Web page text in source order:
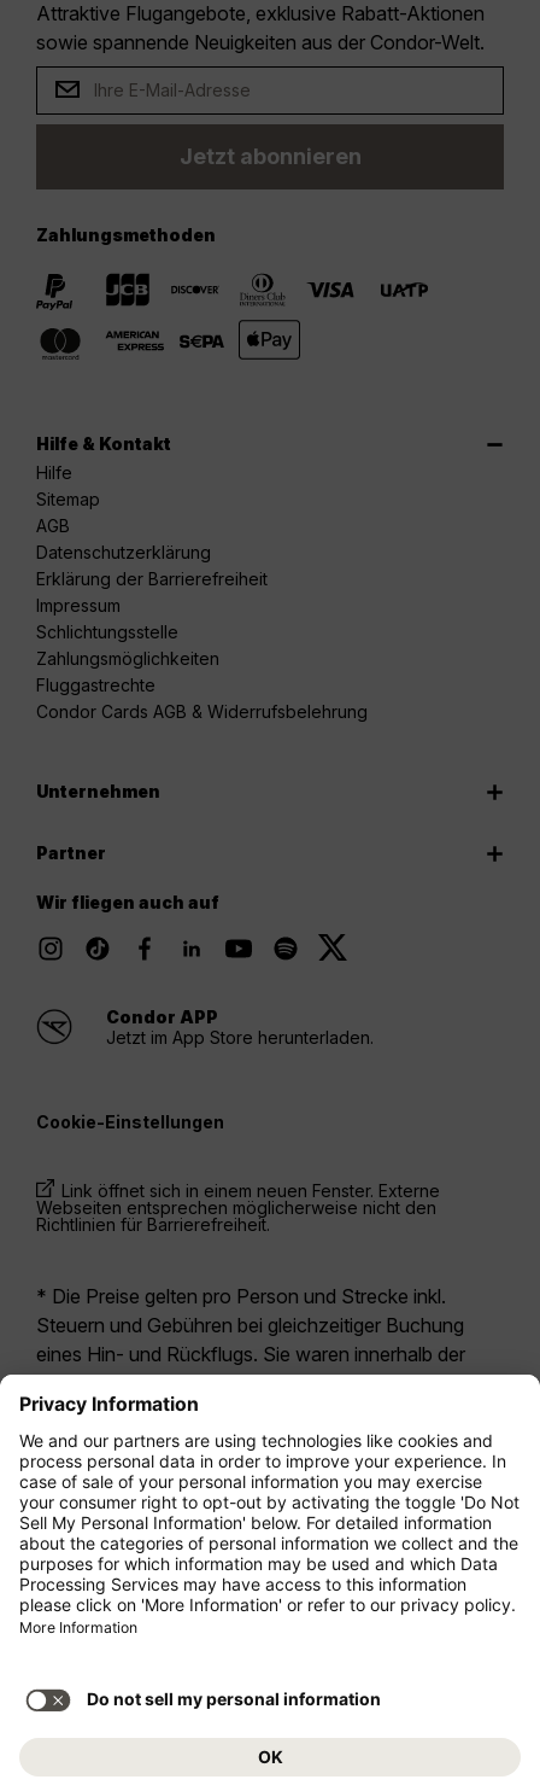
Attraktive Flugangebote, exklusive Rabatt-Aktionen
sowie spannende Neuigkeiten aus der Condor-Welt.
Jetzt abonnieren
Zahlungsmethoden
Hilfe & Kontakt
Hilfe
Sitemap
AGB
Datenschutzerklärung
Erklärung der Barrierefreiheit
Impressum
Schlichtungsstelle
Zahlungsmöglichkeiten
Fluggastrechte
Condor Cards AGB & Widerrufsbelehrung
Unternehmen
Partner
Wir fliegen auch auf
Condor APP
Jetzt im App Store herunterladen.
Cookie-Einstellungen
Link öffnet sich in einem neuen Fenster. Externe
Webseiten entsprechen möglicherweise nicht den
Richtlinien für Barrierefreiheit.
* Die Preise gelten pro Person und Strecke inkl.
Steuern und Gebühren bei gleichzeitiger Buchung
eines Hin- und Rückflugs. Sie waren innerhalb der
möglicherweise nicht mehr aktuell. Bei den für die
Economy Class angegebenen Tarifen handelt es
sich i.d.R. um Economy Zero, unsere restriktivste
Tarifoption. Es können hierfür zusätzliche Gebühren
fürAufgabegepäck oder für andere optionale
Leistungen anfallen. Es gelten dieAllgemeinen
Geschäftsbedingungen .